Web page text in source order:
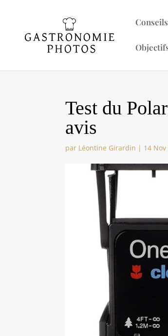
Test du
avis
par Léontine Girardin | 14 Nov